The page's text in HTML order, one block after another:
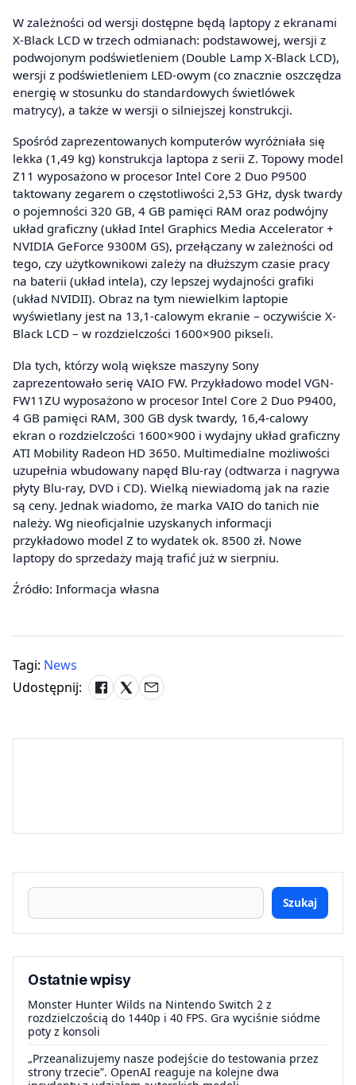
W zależności od wersji dostępne będą laptopy z ekranami
X-Black LCD w trzech odmianach: podstawowej, wersji z
podwojonym podświetleniem (Double Lamp X-Black LCD),
wersji z podświetleniem LED-owym (co znacznie oszczędza
energię w stosunku do standardowych świetlówek
matrycy), a także w wersji o silniejszej konstrukcji.
Spośród zaprezentowanych komputerów wyróżniała się
lekka (1,49 kg) konstrukcja laptopa z serii Z. Topowy model
Z11 wyposażono w procesor Intel Core 2 Duo P9500
taktowany zegarem o częstotliwości 2,53 GHz, dysk twardy
o pojemności 320 GB, 4 GB pamięci RAM oraz podwójny
układ graficzny (układ Intel Graphics Media Accelerator +
NVIDIA GeForce 9300M GS), przełączany w zależności od
tego, czy użytkownikowi zależy na dłuższym czasie pracy
na baterii (układ intela), czy lepszej wydajności grafiki
(układ NVIDII). Obraz na tym niewielkim laptopie
wyświetlany jest na 13,1-calowym ekranie – oczywiście X-
Black LCD – w rozdzielczości 1600×900 pikseli.
Dla tych, którzy wolą większe maszyny Sony
zaprezentowało serię VAIO FW. Przykładowo model VGN-
FW11ZU wyposażono w procesor Intel Core 2 Duo P9400,
4 GB pamięci RAM, 300 GB dysk twardy, 16,4-calowy
ekran o rozdzielczości 1600×900 i wydajny układ graficzny
ATI Mobility Radeon HD 3650. Multimedialne możliwości
uzupełnia wbudowany napęd Blu-ray (odtwarza i nagrywa
płyty Blu-ray, DVD i CD). Wielką niewiadomą jak na razie
są ceny. Jednak wiadomo, że marka VAIO do tanich nie
należy. Wg nieoficjalnie uzyskanych informacji
przykładowo model Z to wydatek ok. 8500 zł. Nowe
laptopy do sprzedaży mają trafić już w sierpniu.
Źródło: Informacja własna
Tagi: News
Udostępnij:
Szukaj
Ostatnie wpisy
Monster Hunter Wilds na Nintendo Switch 2 z
rozdzielczością do 1440p i 40 FPS. Gra wyciśnie siódme
poty z konsoli
„Przeanalizujemy nasze podejście do testowania przez
strony trzecie”. OpenAI reaguje na kolejne dwa